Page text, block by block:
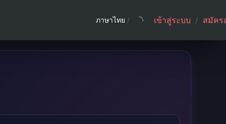
ภาษาไทย / เข้าสู่ระบบ / สมัคร